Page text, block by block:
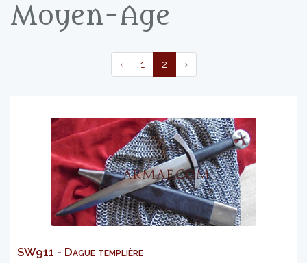
Moyen-Age
‹ 1 2 ›
SW911 - Dague templière